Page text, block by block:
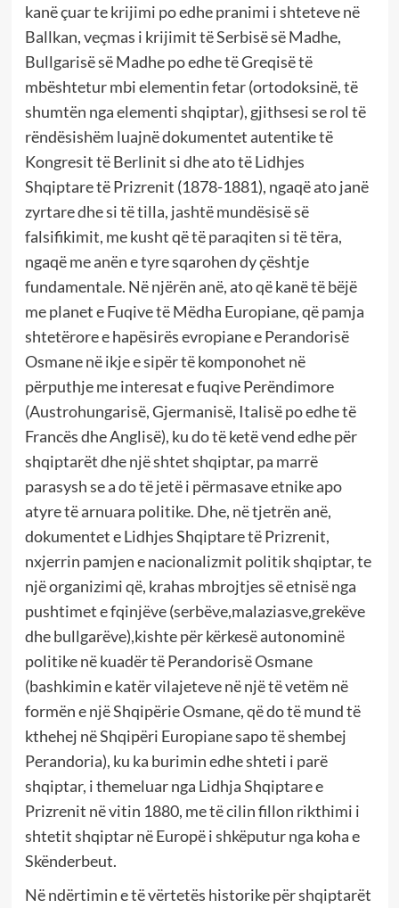
kanë çuar te krijimi po edhe pranimi i shteteve në
Ballkan, veçmas i krijimit të Serbisë së Madhe,
Bullgarisë së Madhe po edhe të Greqisë të
mbështetur mbi elementin fetar (ortodoksinë, të
shumtën nga elementi shqiptar), gjithsesi se rol të
rëndësishëm luajnë dokumentet autentike të
Kongresit të Berlinit si dhe ato të Lidhjes
Shqiptare të Prizrenit (1878-1881), ngaqë ato janë
zyrtare dhe si të tilla, jashtë mundësisë së
falsifikimit, me kusht që të paraqiten si të tëra,
ngaqë me anën e tyre sqarohen dy çështje
fundamentale. Në njërën anë, ato që kanë të bëjë
me planet e Fuqive të Mëdha Europiane, që pamja
shtetërore e hapësirës evropiane e Perandorisë
Osmane në ikje e sipër të komponohet në
përputhje me interesat e fuqive Perëndimore
(Austrohungarisë, Gjermanisë, Italisë po edhe të
Francës dhe Anglisë), ku do të ketë vend edhe për
shqiptarët dhe një shtet shqiptar, pa marrë
parasysh se a do të jetë i përmasave etnike apo
atyre të arnuara politike. Dhe, në tjetrën anë,
dokumentet e Lidhjes Shqiptare të Prizrenit,
nxjerrin pamjen e nacionalizmit politik shqiptar, te
një organizimi që, krahas mbrojtjes së etnisë nga
pushtimet e fqinjëve (serbëve,malaziasve,grekëve
dhe bullgarëve),kishte për kërkesë autonominë
politike në kuadër të Perandorisë Osmane
(bashkimin e katër vilajeteve në një të vetëm në
formën e një Shqipërie Osmane, që do të mund të
kthehej në Shqipëri Europiane sapo të shembej
Perandoria), ku ka burimin edhe shteti i parë
shqiptar, i themeluar nga Lidhja Shqiptare e
Prizrenit në vitin 1880, me të cilin fillon rikthimi i
shtetit shqiptar në Europë i shkëputur nga koha e
Skënderbeut.
Në ndërtimin e të vërtetës historike për shqiptarët